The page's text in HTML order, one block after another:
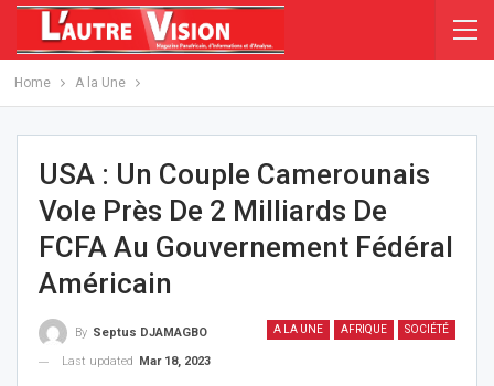
Home A la Une
USA : Un Couple Camerounais
Vole Près De 2 Milliards De
FCFA Au Gouvernement Fédéral
Américain
A LA UNE AFRIQUE SOCIÉTÉ
By Septus DJAMAGBO
Last updated
Mar 18, 2023